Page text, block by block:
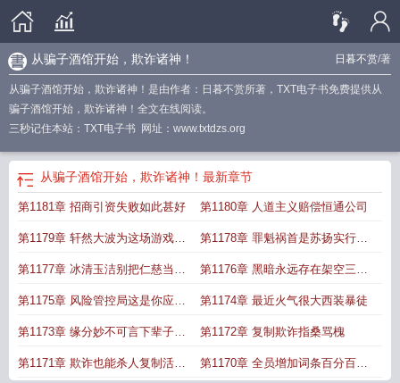
日暮不赏/著
从骗子酒馆开始，欺诈诸神！
从骗子酒馆开始，欺诈诸神！是由作者：日暮不赏所著，TXT电子书免费提供从
骗子酒馆开始，欺诈诸神！全文在线阅读。
三秒记住本站：TXT电子书 网址：www.txtdzs.org
从骗子酒馆开始，欺诈诸神！ 最新章节
第1181章 招商引资失败如此甚好 第1180章 人道主义赔偿恒通公司
第1179章 轩然大波为这场游戏划
上一个完美的句号
第1178章 罪魁祸首是苏扬实行宵
禁
第1177章 冰清玉洁别把仁慈当懦
弱
第1176章 黑暗永远存在架空三大
公司
第1175章 风险管控局这是你应得
的
第1174章 最近火气很大西装暴徒
第1173章 缘分妙不可言下辈子别
再犯蠢
第1172章 复制欺诈指桑骂槐
第1171章 欺诈也能杀人复制活人 第1170章 全员增加词条百分百成